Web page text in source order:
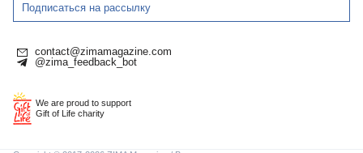
Подписаться на рассылку
contact@zimamagazine.com
@zima_feedback_bot
We are proud to support
Gift of Life charity